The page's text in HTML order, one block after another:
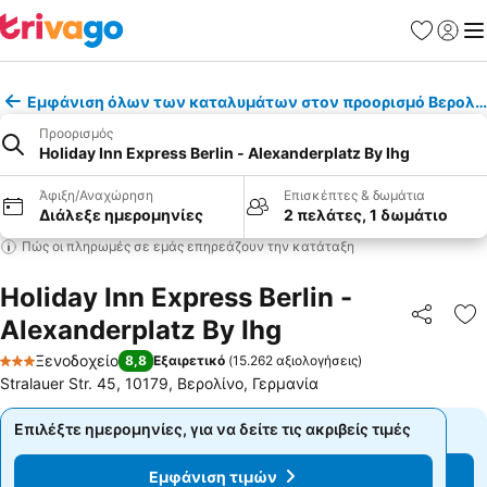
Εμφάνιση όλων των καταλυμάτων στον προορισμό
Προορισμός
Holiday Inn Express Berlin - Alexanderplatz By Ihg
Άφιξη/Αναχώρηση
Διάλεξε ημερομηνίες
Επισκέπτες & δωμάτια
2 πελάτες, 1 δωμάτιο
Πώς οι πληρωμές σε εμάς επηρεάζουν την κατάταξη
Holiday Inn Express Berlin -
Alexanderplatz By Ihg
3 Αστέρια
Ξενοδοχείο 8,8 Εξαιρετικό (15.262 αξιολογήσεις)
Stralauer Str. 45, 10179, Βερολίνο, Γερμανία
Επιλέξτε ημερομηνίες, για να δείτε τις ακριβείς τιμές
Εμφάνιση τιμών
Επιλέξτε ημερομηνίες, για να δείτε τις ακριβείς τιμές
Εμφάνιση τιμών